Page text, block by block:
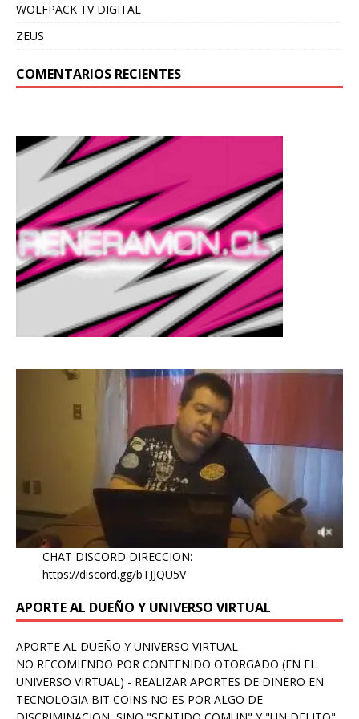
WOLFPACK TV DIGITAL
ZEUS
COMENTARIOS RECIENTES
CHAT DISCORD DIRECCION:
https://discord.gg/bTJJQU5V
APORTE AL DUEÑO Y UNIVERSO VIRTUAL
APORTE AL DUEÑO Y UNIVERSO VIRTUAL
NO RECOMIENDO POR CONTENIDO OTORGADO (EN EL
UNIVERSO VIRTUAL) - REALIZAR APORTES DE DINERO EN
TECNOLOGIA BIT COINS NO ES POR ALGO DE